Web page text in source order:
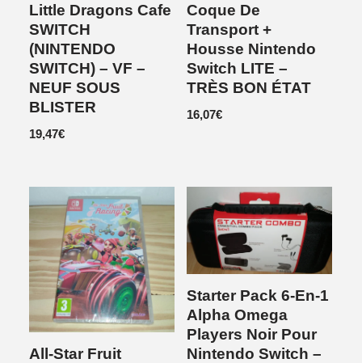
Little Dragons Cafe
SWITCH
(NINTENDO
SWITCH) – VF –
NEUF SOUS
BLISTER
19,47€
Coque De
Transport +
Housse Nintendo
Switch LITE –
TRÈS BON ÉTAT
16,07€
All-Star Fruit
Starter Pack 6-En-1
Alpha Omega
Players Noir Pour
Nintendo Switch –